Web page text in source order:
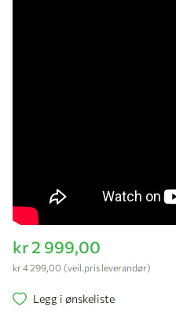
kr 2 999,00
(veil.pris leverandør)
kr 4 299,00
Legg i ønskeliste